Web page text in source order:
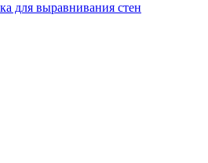
для выравнивания стен